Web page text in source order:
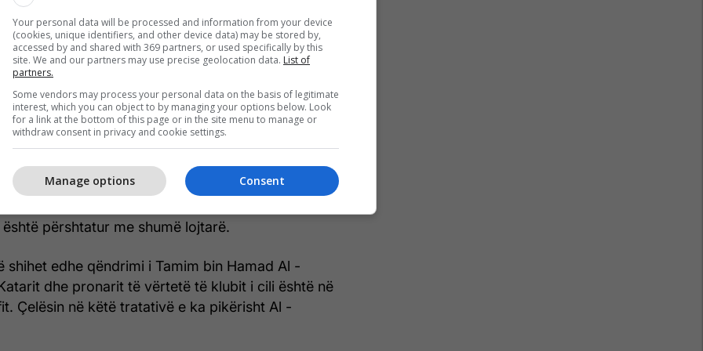
ka gabuar që ka nënshkruar në një kampionat të
dhe e ka pranuar se nuk është përshtatur në
përshtatur me shumë lojtarë.
shihet edhe qëndrimi i Tamim bin Hamad Al -
dhe pronarit të vërtetë të klubit i cili është në
Çelësin në këtë tratativë e ka pikërisht Al -
Your personal data will be processed and information from your device
(cookies, unique identifiers, and other device data) may be stored by,
accessed by and shared with 369 partners, or used specifically by this
site. We and our partners may use precise geolocation data. List of
partners.
Some vendors may process your personal data on the basis of legitimate
interest, which you can object to by managing your options below. Look
for a link at the bottom of this page or in the site menu to manage or
withdraw consent in privacy and cookie settings.
Consent
Manage options